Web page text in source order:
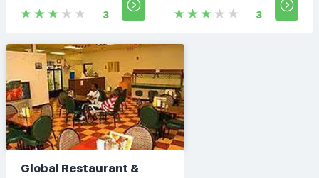
3
3
Global Restaurant &